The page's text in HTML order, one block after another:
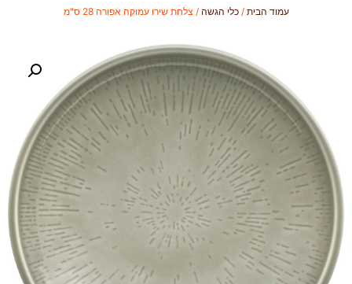
עמוד הבית /כלי הגשה / צלחת שירו עמוקה אפורה 28 ס"מ